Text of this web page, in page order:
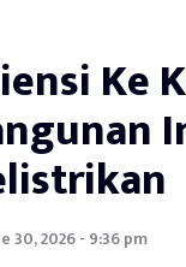
30, 2026 - 9:36 pm